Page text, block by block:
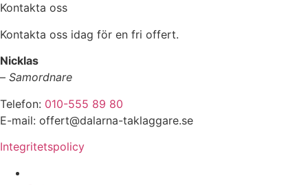
Kontakta oss
Kontakta oss idag för en fri offert.
Nicklas
– Samordnare
Telefon: 010-555 89 80
E-mail: offert@dalarna-taklaggare.se
Integritetspolicy